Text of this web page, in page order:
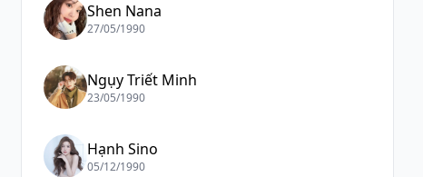
Shen Nana
27/05/1990
Ngụy Triết Minh
23/05/1990
Hạnh Sino
05/12/1990